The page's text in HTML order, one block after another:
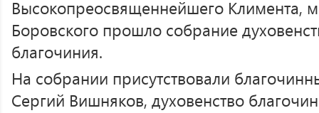
Высокопреосвященнейшего Климента,
Боровского прошло собрание
благочиния.
На собрании присутствовали
Сергий Вишняков, духовенство